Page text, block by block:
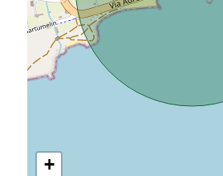
+
Da € 1.000.000 a € 2.000.000
Da € 2.000.000 a € 5.000.000
Da € 5.000.000 a € 10.000.000
Oltre € 10.000.000